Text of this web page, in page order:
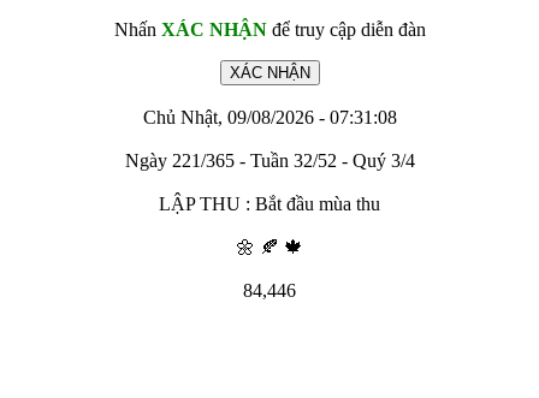
Nhấn XÁC NHẬNđể truy cập diễn đàn
Chủ Nhật, 09/08/2026 - 07:31:08
Ngày 221/365 - Tuần 32/52 - Quý 3/4
LẬP THU : Bắt đầu mùa thu
🌼 🍂 🍁
84,446